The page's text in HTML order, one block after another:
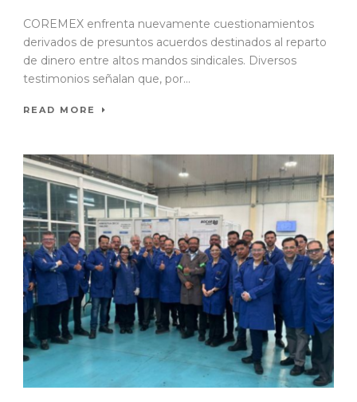
COREMEX enfrenta nuevamente cuestionamientos
derivados de presuntos acuerdos destinados al reparto
de dinero entre altos mandos sindicales. Diversos
testimonios señalan que, por...
READ MORE